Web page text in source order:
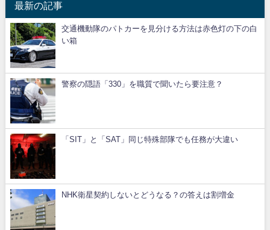
最新の記事
交通機動隊のパトカーを見分ける方法は赤色灯の下の白
い箱
警察の隠語「330」を職質で聞いたら要注意？
「SIT」と「SAT」同じ特殊部隊でも任務が大違い
NHK衛星契約しないとどうなる？の答えは割増金